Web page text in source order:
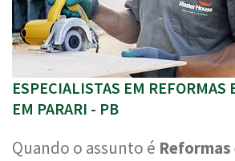
ESPECIALISTAS EM REFORMAS
EM PARARI - PB
Quando o assunto é